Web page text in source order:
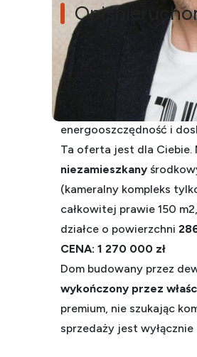
Opis
NOWY Dom z bankiem
Szukasz domu, który
energooszczędność i
Ta oferta jest dla
niezamieszkany
(kameralny kompleks
całkowitej prawie 150
działce o powierzchni
CENA: 1 270 000 zł
Dom budowany przez
wykończony przez
premium, nie szukając
sprzedaży jest